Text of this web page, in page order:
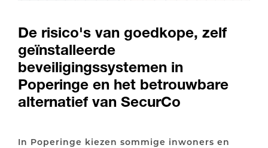
De risico's van goedkope, zelf
geïnstalleerde
beveiligingssystemen in
Poperinge en het betrouwbare
alternatief van SecurCo
In Poperinge kiezen sommige inwoners en